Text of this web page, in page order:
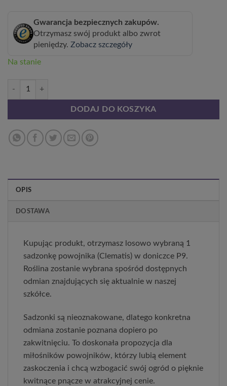
Gwarancja bezpiecznych zakupów.
Otrzymasz swój produkt albo zwrot
pieniędzy. Zobacz szczegóły
Na stanie
ilość Mix clematisa P9/C1
DODAJ DO KOSZYKA
OPIS
DOSTAWA
Kupując produkt, otrzymasz losowo wybraną 1
sadzonkę powojnika (Clematis) w doniczce P9.
Roślina zostanie wybrana spośród dostępnych
odmian znajdujących się aktualnie w naszej
szkółce.
Sadzonki są nieoznakowane, dlatego konkretna
odmiana zostanie poznana dopiero po
zakwitnięciu. To doskonała propozycja dla
miłośników powojników, którzy lubią element
zaskoczenia i chcą wzbogacić swój ogród o pięknie
kwitnące pnącze w atrakcyjnej cenie.